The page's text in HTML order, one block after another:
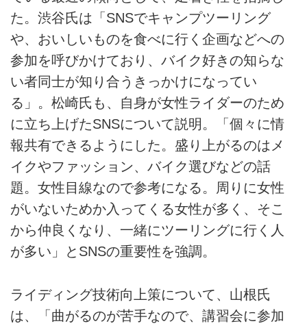
た。渋谷氏は「SNSでキャンプツーリング
や、おいしいものを食べに行く企画などへの
参加を呼びかけており、バイク好きの知らな
い者同士が知り合うきっかけになってい
る」。松崎氏も、自身が女性ライダーのため
に立ち上げたSNSについて説明。「個々に情
報共有できるようにした。盛り上がるのはメ
イクやファッション、バイク選びなどの話
題。女性目線なので参考になる。周りに女性
がいないためか入ってくる女性が多く、そこ
から仲良くなり、一緒にツーリングに行く人
が多い」とSNSの重要性を強調。
ライディング技術向上策について、山根氏
は、「曲がるのが苦手なので、講習会に参加